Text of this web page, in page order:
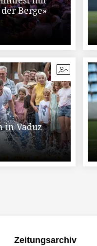
Berge»
in Vaduz
Zeitungsarchiv